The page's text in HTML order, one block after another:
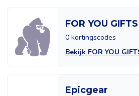
FOR YOU GIFTS
0 kortingscodes
Bekijk FOR YOU
Epicgear